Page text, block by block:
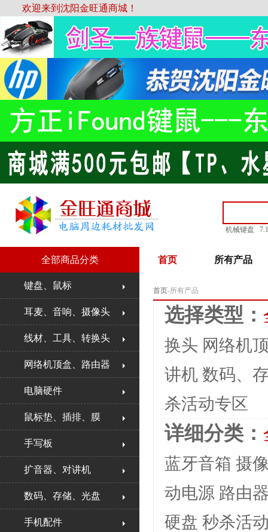
欢迎来到沈阳金旺通商城！
机械键盘
首页 所有产品
全部商品分类
键盘、鼠标
耳麦、音响、摄像头
线材、工具、转换头
网络机顶盒、路由器
电脑硬件
鼠标垫、插排、膜
手写板
扩音器、对讲机
数码、存储、光盘
手机配件
首页-所有产品
选择类型：
换头 网络机
讲机 数码、
杀活动专区
详细分类：
蓝牙音箱 摄
动电源 路由
硬盘 秒杀活